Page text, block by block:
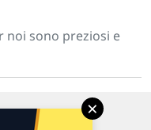
sono preziosi e
×